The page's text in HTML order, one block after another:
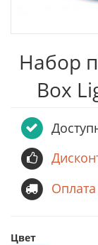
Набор
Box
Оплата
Цвет